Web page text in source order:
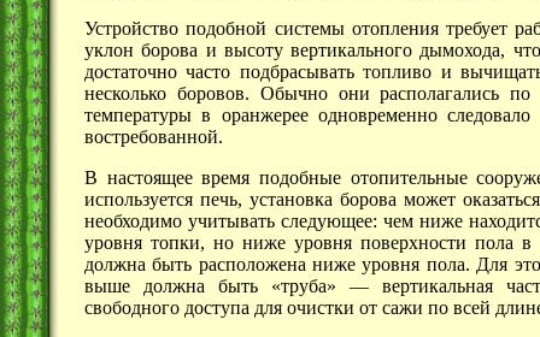
Устройство подобной системы отопления требует
уклон борова и высоту вертикального дымохода,
достаточно часто подбрасывать топливо и
несколько боровов. Обычно они располагались
температуры в оранжерее одновременно
востребованной.
В настоящее время подобные отопительные
используется печь, установка борова может
необходимо учитывать следующее: чем ниже
уровня топки, но ниже уровня поверхности пола
должна быть расположена ниже уровня пола. Для
выше должна быть «труба» — вертикальная
свободного доступа для очистки от сажи по всей